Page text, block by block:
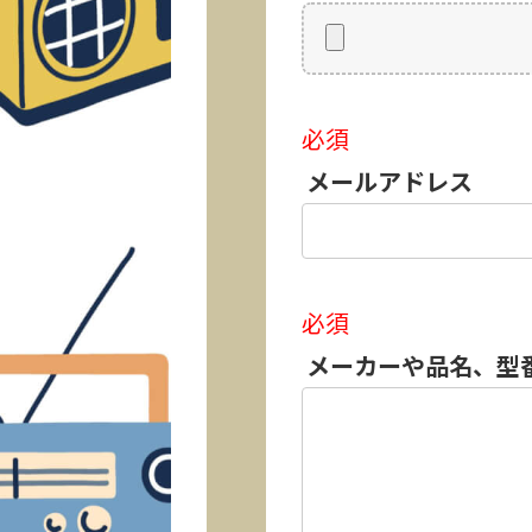
必須
メールアドレス
必須
メーカーや品名、型